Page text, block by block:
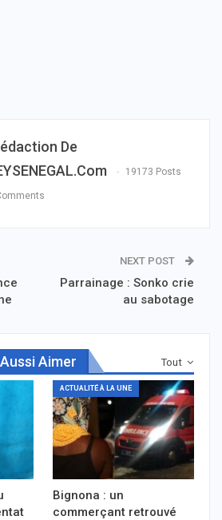
De
19173 Posts
NEXT POST
Parrainage : Sonko crie
au sabotage
Tout
Aimer
ACTUALITÉ À LA UNE
Bignona : un
commerçant retrouvé